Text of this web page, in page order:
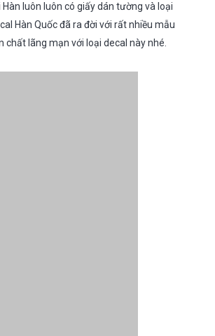
luôn luôn có giấy dán tường và loại
Hàn Quốc đã ra đời với rất nhiều mẫu
lãng mạn với loại decal này nhé.